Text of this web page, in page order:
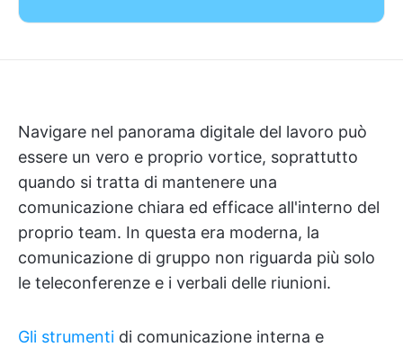
Navigare nel panorama digitale del lavoro può
essere un vero e proprio vortice, soprattutto
quando si tratta di mantenere una
comunicazione chiara ed efficace all'interno del
proprio team. In questa era moderna, la
comunicazione di gruppo non riguarda più solo
le teleconferenze e i verbali delle riunioni.
Gli strumenti di comunicazione interna e